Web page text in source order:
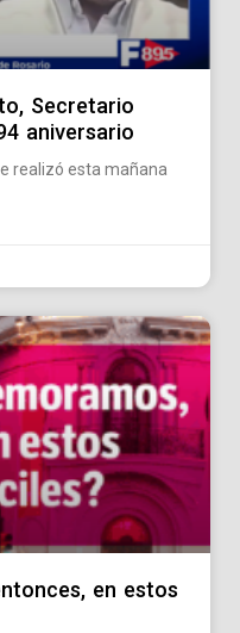
Secretario
aniversario
realizó esta mañana
en estos